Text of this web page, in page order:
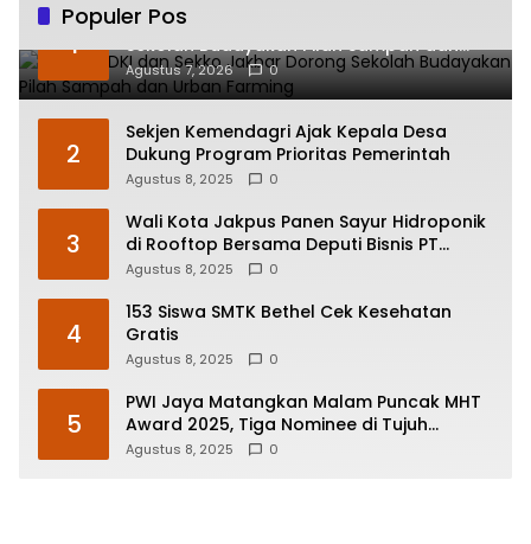
Populer Pos
1
Kadisdik DKI dan Sekko Jakbar Dorong
Sekolah Budayakan Pilah Sampah dan
Urban Farming
Agustus 7, 2026 0
2
Sekjen Kemendagri Ajak Kepala Desa
Dukung Program Prioritas Pemerintah
Agustus 8, 2025 0
3
Wali Kota Jakpus Panen Sayur Hidroponik
di Rooftop Bersama Deputi Bisnis PT
Pegadaian
Agustus 8, 2025 0
4
153 Siswa SMTK Bethel Cek Kesehatan
Gratis
Agustus 8, 2025 0
5
PWI Jaya Matangkan Malam Puncak MHT
Award 2025, Tiga Nominee di Tujuh
Kategori Siap Rebut Penghargaan
Agustus 8, 2025 0